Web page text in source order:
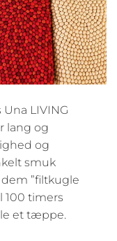
LIVING
lang og
og
smuk
”filtkugle
100 timers
et tæppe.